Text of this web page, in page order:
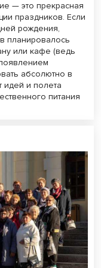
— это прекрасная
праздников. Если
рождения,
планировалось
или кафе (ведь
абсолютно в
идей и полета
питания